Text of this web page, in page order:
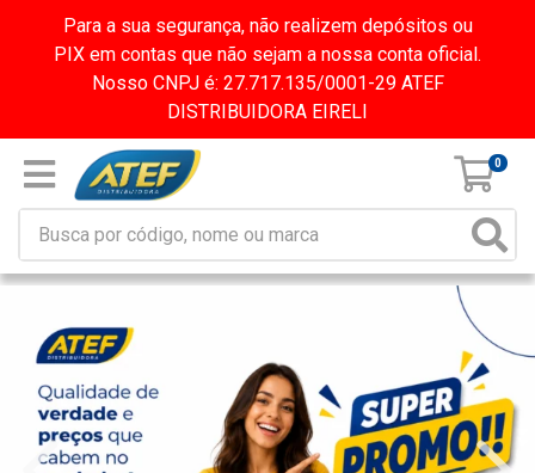
Para a sua segurança, não realizem depósitos ou
PIX em contas que não sejam a nossa conta oficial.
Nosso CNPJ é: 27.717.135/0001-29 ATEF
DISTRIBUIDORA EIRELI
0